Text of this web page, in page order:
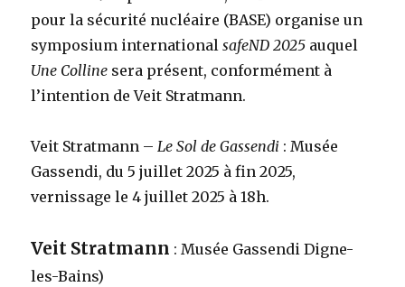
pour la sécurité nucléaire (BASE) organise un
symposium internationalsafeND 2025 auquel
Une Colline sera présent, conformément à
l’intention de Veit Stratmann.
Veit Stratmann –Le Sol de Gassendi : Musée
Gassendi, du 5 juillet 2025 à fin 2025,
vernissage le 4 juillet 2025 à 18h.
Veit Stratmann : Musée Gassendi Digne-
les-Bains)